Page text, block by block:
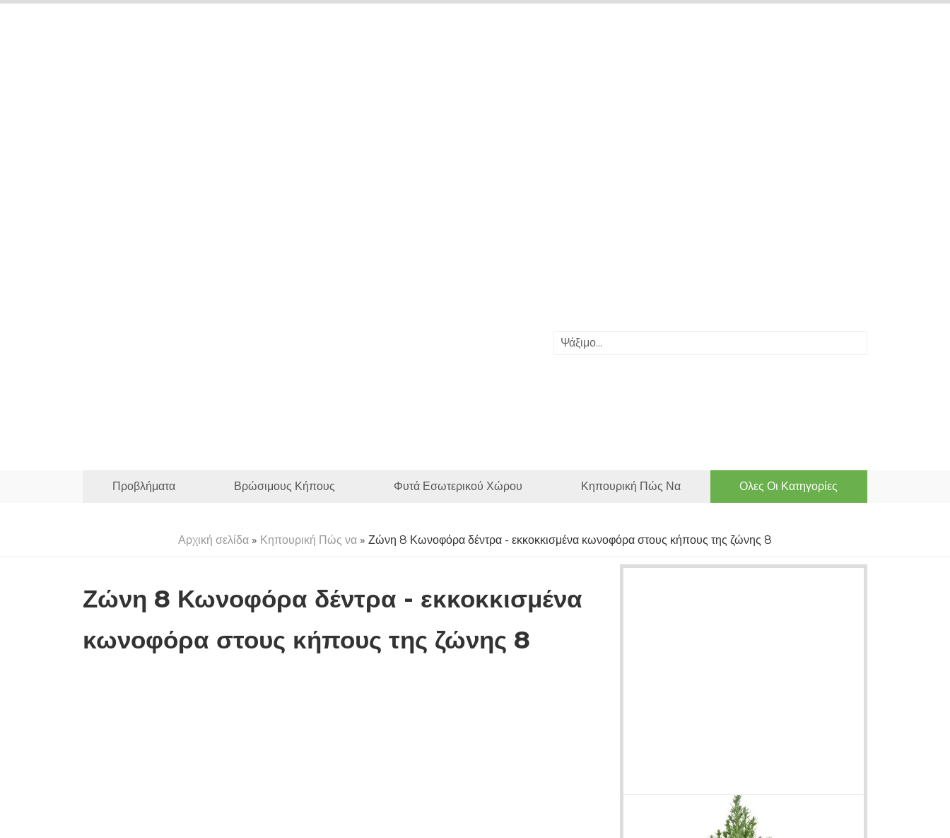
Προβλήματα Βρώσιμους Κήπους Φυτά Εσωτερικού Χώρου Κηπουρική Πώς Να Ολες Οι Κατηγορίες
Αρχική σελίδα » Κηπουρική Πώς να » Ζώνη 8 Κωνοφόρα δέντρα - εκκοκκισμένα κωνοφόρα στους κήπους της ζώνης 8
Ζώνη 8 Κωνοφόρα δέντρα - εκκοκκισμένα
κωνοφόρα στους κήπους της ζώνης 8